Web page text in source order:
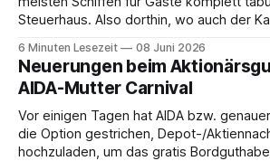
Steuerhaus. Also dorthin, wo auch der
Saxonia ging es zur Mittagszeit von
– und wir durften für ein
6 Minuten Lesezeit 08 Juni 2026
Neuerungen beim
AIDA-Mutter Carnival
Vor einigen Tagen hat AIDA bzw.
die Option gestrichen, Depot-/
hochzuladen, um das gratis